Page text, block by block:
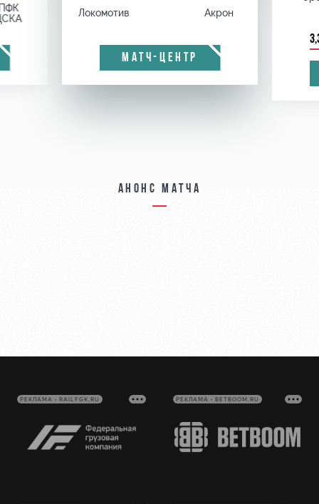
Локомотив Акрон
МАТЧ-ЦЕНТР
Анонс матча
РЕКЛАМА • RAILFGK.RU РЕКЛАМА • BETBOOM.RU